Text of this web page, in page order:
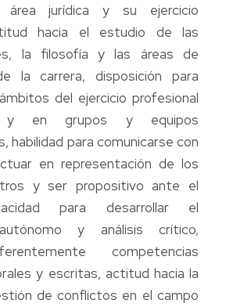
jurídica y su ejercicio
hacia el estudio de las
la filosofía y las áreas de
la carrera, disposición para
del ejercicio profesional
y en grupos y equipos
habilidad para comunicarse con
en representación de los
y ser propositivo ante el
para desarrollar el
y análisis crítico,
competencias
y escritas, actitud hacia la
de conflictos en el campo